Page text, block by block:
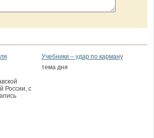
России, с
Учебники – удар по карману
тема дня